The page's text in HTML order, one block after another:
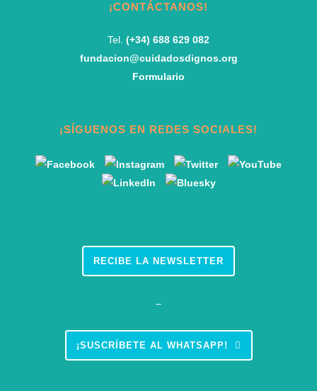
¡CONTÁCTANOS!
Tel. (+34) 688 629 082
fundacion@cuidadosdignos.org
Formulario
¡SÍGUENOS EN REDES SOCIALES!
RECIBE LA NEWSLETTER
–
¡SUSCRÍBETE AL WHATSAPP!